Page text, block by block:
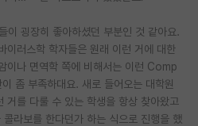
이 굉장히 좋아하셨던 부분인 것 같아요.
이러스학 학자들은 원래 이런 거에 대한
이나 면역학 쪽에 비해서는 이런 Comp
좀 부족하대요. 새로 들어오는 대학원
거를 다룰 수 있는 학생을 항상 찾아왔고
라보를 한다던가 하는 식으로 진행을 했